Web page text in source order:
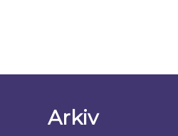
Arkiv